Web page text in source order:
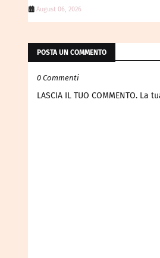
August 06, 2026
POSTA UN COMMENTO
0 Commenti
LASCIA IL TUO COMMENTO.